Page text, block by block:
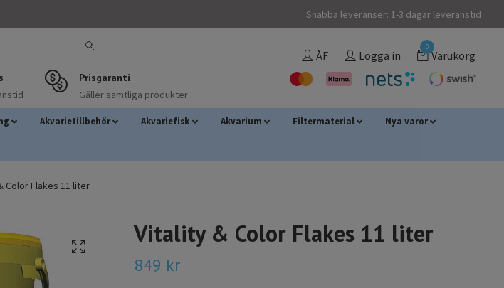
Snabba leveranser: 1-3 dagar leveranstid
Prisgaranti
Gäller samtliga produkter
ÅF Logga in
0
Varukorg
Akvarietillbehör Akvariefisk Akvarium Filtermaterial Nya varor
Color Flakes 11 liter
Vitality & Color Flakes 11 liter
849 kr